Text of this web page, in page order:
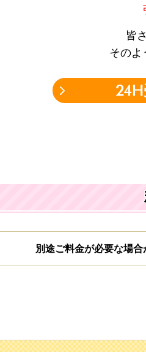
皆
そのよ
別途ご料金が必要な場合